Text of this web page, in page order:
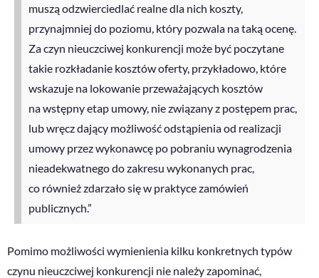
muszą odzwierciedlać realne dla nich koszty,
przynajmniej do poziomu, który pozwala na taką ocenę.
Za czyn nieuczciwej konkurencji może być poczytane
takie rozkładanie kosztów oferty, przykładowo, które
wskazuje na lokowanie przeważających kosztów
na wstępny etap umowy, nie związany z postępem prac,
lub wręcz dający możliwość odstąpienia od realizacji
umowy przez wykonawcę po pobraniu wynagrodzenia
nieadekwatnego do zakresu wykonanych prac,
co również zdarzało się w praktyce zamówień
publicznych.”
Pomimo możliwości wymienienia kilku konkretnych typów
czynu nieuczciwej konkurencji nie należy zapominać,